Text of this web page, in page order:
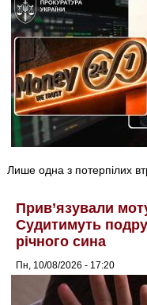
Лише одна з потерпілих
Прив’язували
Судитимуть
річного сина
Пн, 10/08/2026 - 17:20